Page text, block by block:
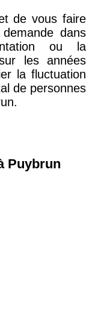
de vous faire
dans
ou la
les années
la fluctuation
de personnes
Puybrun